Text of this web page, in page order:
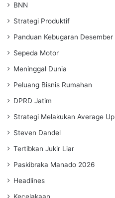
BNN
Strategi Produktif
Panduan Kebugaran Desember
Sepeda Motor
Meninggal Dunia
Peluang Bisnis Rumahan
DPRD Jatim
Strategi Melakukan Average Up
Steven Dandel
Tertibkan Jukir Liar
Paskibraka Manado 2026
Headlines